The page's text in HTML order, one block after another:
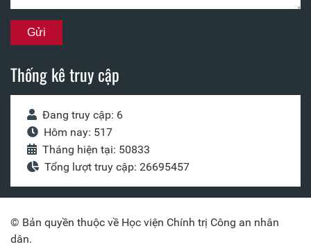
Thống kê truy cập
Đang truy cập: 6
Hôm nay: 517
Tháng hiện tại: 50833
Tổng lượt truy cập: 26695457
© Bản quyền thuộc về Học viện Chính trị Công an nhân
dân.